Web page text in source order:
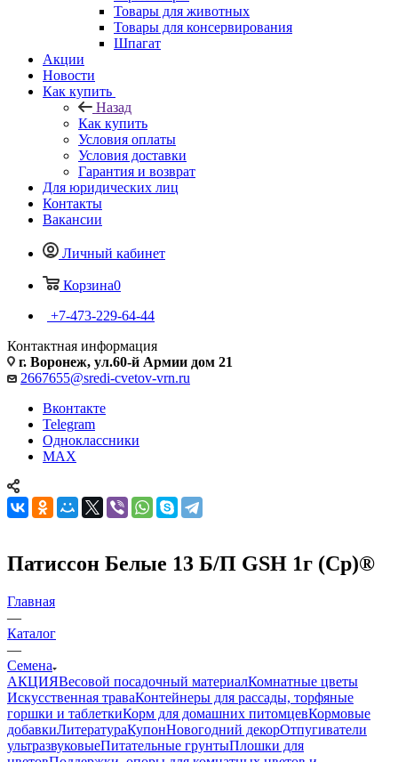
Товары для животных
Товары для консервирования
Шпагат
Акции
Новости
Как купить
Назад
Как купить
Условия оплаты
Условия доставки
Гарантия и возврат
Для юридических лиц
Контакты
Вакансии
Личный кабинет
Корзина0
+7-473-229-64-44
Контактная информация
г. Воронеж, ул.60-й Армии дом 21
2667655@sredi-cvetov-vrn.ru
Вконтакте
Telegram
Одноклассники
MAX
Патиссон Белые 13 Б/П GSH 1г (Ср)®
Главная
—
Каталог
—
Семена
АКЦИЯВесовой посадочный материалКомнатные цветы
Искусственная траваКонтейнеры для рассады, торфяные
горшки и таблеткиКорм для домашних питомцевКормовые
добавкиЛитератураКупонНовогодний декорОтпугиватели
ультразвуковыеПитательные грунтыПлошки для